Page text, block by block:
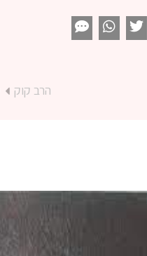
הרב קוק